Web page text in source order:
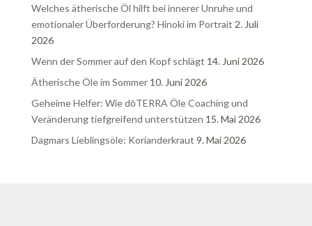
Welches ätherische Öl hilft bei innerer Unruhe und
emotionaler Überforderung? Hinoki im Portrait 2. Juli
2026
Wenn der Sommer auf den Kopf schlägt 14. Juni 2026
Ätherische Öle im Sommer 10. Juni 2026
Geheime Helfer: Wie dōTERRA Öle Coaching und
Veränderung tiefgreifend unterstützen 15. Mai 2026
Dagmars Lieblingsöle: Korianderkraut 9. Mai 2026